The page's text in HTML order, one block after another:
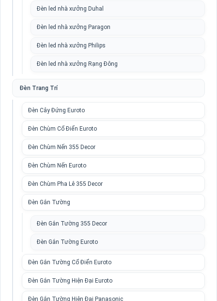
Đèn led nhà xưởng Duhal
Đèn led nhà xưởng Paragon
Đèn led nhà xưởng Philips
Đèn led nhà xưởng Rạng Đông
Đèn Trang Trí
Đèn Cây Đứng Euroto
Đèn Chùm Cổ Điển Euroto
Đèn Chùm Nến 355 Decor
Đèn Chùm Nến Euroto
Đèn Chùm Pha Lê 355 Decor
Đèn Gắn Tường
Đèn Gắn Tường 355 Decor
Đèn Gắn Tường Euroto
Đèn Gắn Tường Cổ Điển Euroto
Đèn Gắn Tường Hiện Đại Euroto
Đèn Gắn Tường Hiện Đại Panasonic